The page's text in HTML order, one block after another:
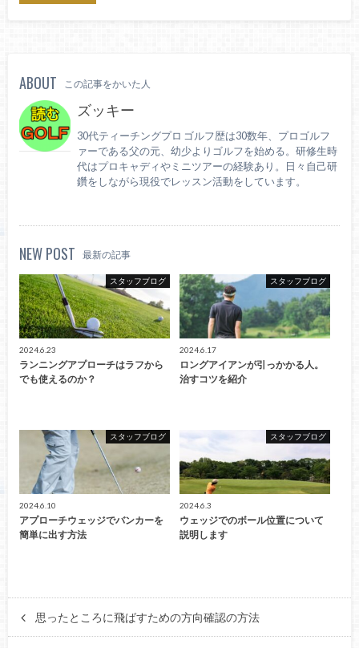
ABOUT この記事をかいた人
ズッキー
30代ティーチングプロ ゴルフ歴は30数年、プロゴルフ
ァーである父の元、幼少よりゴルフを始める。研修生時
代はプロキャディやミニツアーの経験あり。日々自己研
鑽をしながら現役でレッスン活動をしています。
NEW POST 最新の記事
スタッフブログ
2024.6.23
ランニングアプローチはラフから
でも使えるのか？
スタッフブログ
2024.6.17
ロングアイアンが引っかかる人。
治すコツを紹介
スタッフブログ
2024.6.10
アプローチウェッジでバンカーを
簡単に出す方法
スタッフブログ
2024.6.3
ウェッジでのボール位置について
説明します
思ったところに飛ばすための方向確認の方法